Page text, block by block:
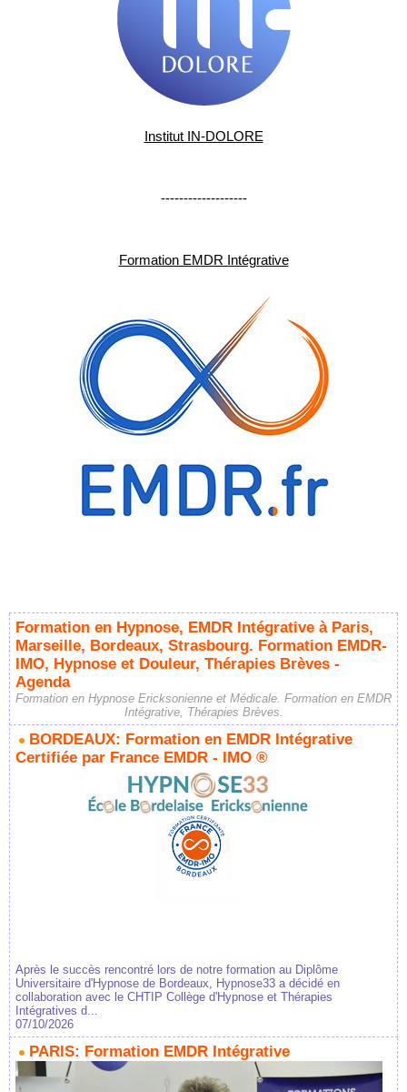
Institut IN-DOLORE
-------------------
Formation EMDR Intégrative
Formation en Hypnose, EMDR Intégrative à Paris,
Marseille, Bordeaux, Strasbourg. Formation EMDR-
IMO, Hypnose et Douleur, Thérapies Brèves -
Agenda
Formation en Hypnose Ericksonienne et Médicale. Formation en EMDR
Intégrative, Thérapies Brèves.
BORDEAUX: Formation en EMDR Intégrative
Certifiée par France EMDR - IMO ®
Après le succès rencontré lors de notre formation au Diplôme
Universitaire d'Hypnose de Bordeaux, Hypnose33 a décidé en
collaboration avec le CHTIP Collège d'Hypnose et Thérapies
Intégratives d...
07/10/2026
PARIS: Formation EMDR Intégrative